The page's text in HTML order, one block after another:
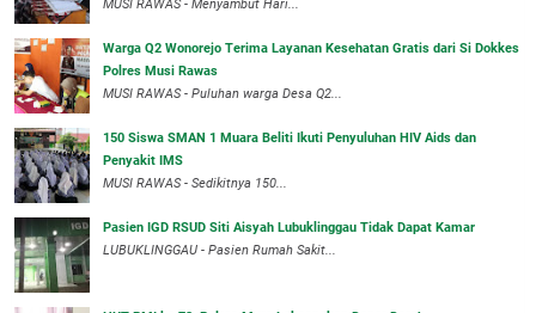
MUSI RAWAS - Menyambut Hari...
Warga Q2 Wonorejo Terima Layanan Kesehatan Gratis dari Si Dokkes
Polres Musi Rawas
MUSI RAWAS - Puluhan warga Desa Q2...
150 Siswa SMAN 1 Muara Beliti Ikuti Penyuluhan HIV Aids dan
Penyakit IMS
MUSI RAWAS - Sedikitnya 150...
Pasien IGD RSUD Siti Aisyah Lubuklinggau Tidak Dapat Kamar
LUBUKLINGGAU - Pasien Rumah Sakit...